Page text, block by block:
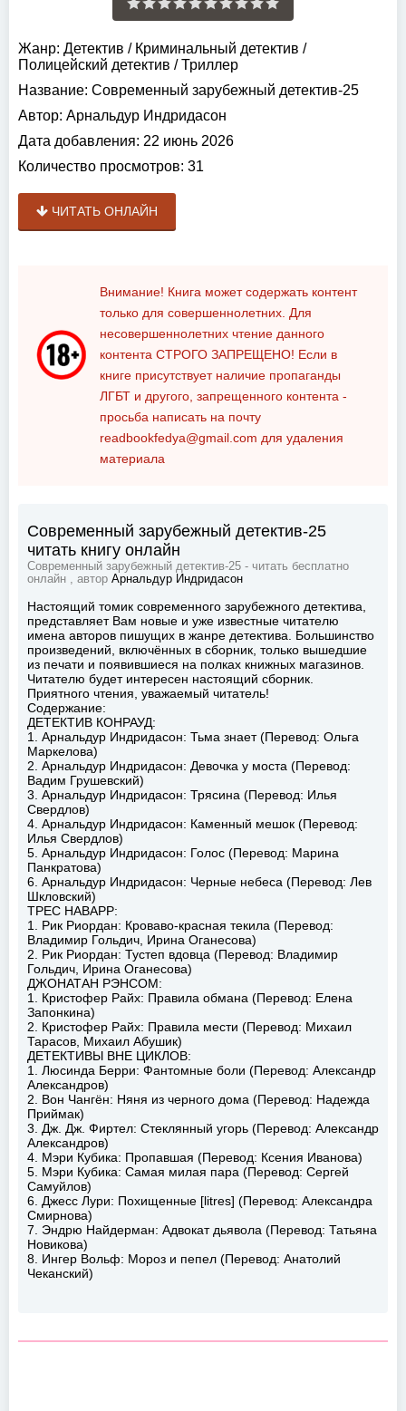
Жанр: Детектив / Криминальный детектив /
Полицейский детектив /Триллер
Название: Современный зарубежный детектив-25
Автор: Арнальдур Индридасон
Дата добавления: 22 июнь 2026
Количество просмотров: 31
ЧИТАТЬ ОНЛАЙН
Внимание! Книга может содержать контент
только для совершеннолетних. Для
несовершеннолетних чтение данного
контента СТРОГО ЗАПРЕЩЕНО! Если в
книге присутствует наличие пропаганды
ЛГБТ и другого, запрещенного контента -
просьба написать на почту
readbookfedya@gmail.com для удаления
материала
Современный зарубежный детектив-25
читать книгу онлайн
Современный зарубежный детектив-25 - читать бесплатно
онлайн , автор Арнальдур Индридасон
Настоящий томик современного зарубежного детектива,
представляет Вам новые и уже известные читателю
имена авторов пишущих в жанре детектива. Большинство
произведений, включённых в сборник, только вышедшие
из печати и появившиеся на полках книжных магазинов.
Читателю будет интересен настоящий сборник.
Приятного чтения, уважаемый читатель!
Содержание:
ДЕТЕКТИВ КОНРАУД:
1. Арнальдур Индридасон: Тьма знает (Перевод: Ольга
Маркелова)
2. Арнальдур Индридасон: Девочка у моста (Перевод:
Вадим Грушевский)
3. Арнальдур Индридасон: Трясина (Перевод: Илья
Свердлов)
4. Арнальдур Индридасон: Каменный мешок (Перевод:
Илья Свердлов)
5. Арнальдур Индридасон: Голос (Перевод: Марина
Панкратова)
6. Арнальдур Индридасон: Черные небеса (Перевод: Лев
Шкловский)
ТРЕС НАВАРР:
1. Рик Риордан: Кроваво-красная текила (Перевод:
Владимир Гольдич, Ирина Оганесова)
2. Рик Риордан: Тустеп вдовца (Перевод: Владимир
Гольдич, Ирина Оганесова)
ДЖОНАТАН РЭНСОМ:
1. Кристофер Райх: Правила обмана (Перевод: Елена
Запонкина)
2. Кристофер Райх: Правила мести (Перевод: Михаил
Тарасов, Михаил Абушик)
ДЕТЕКТИВЫ ВНЕ ЦИКЛОВ:
1. Люсинда Берри: Фантомные боли (Перевод: Александр
Александров)
2. Вон Чангён: Няня из черного дома (Перевод: Надежда
Приймак)
3. Дж. Дж. Фиртел: Стеклянный угорь (Перевод: Александр
Александров)
4. Мэри Кубика: Пропавшая (Перевод: Ксения Иванова)
5. Мэри Кубика: Самая милая пара (Перевод: Сергей
Самуйлов)
6. Джесс Лури: Похищенные [litres] (Перевод: Александра
Смирнова)
7. Эндрю Найдерман: Адвокат дьявола (Перевод: Татьяна
Новикова)
8. Ингер Вольф: Мороз и пепел (Перевод: Анатолий
Чеканский)